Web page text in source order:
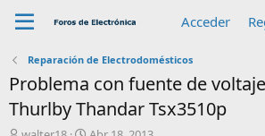
Acceder
Reparación de Electrodomésticos
Problema con fuente de
Thurlby Thandar Tsx3510p